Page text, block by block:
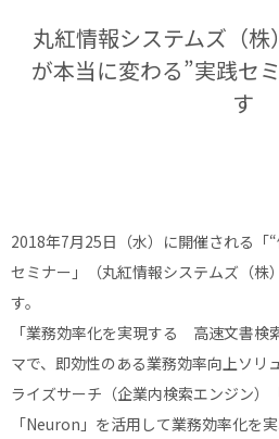
丸紅情報システムズ（
が本当に変わる”実践セ
す
2018年7月25日（水）に開催される「
セミナー」（丸紅情報システムズ（株
す。
「業務効率化を実現する 高速文書
マで、即効性のある業務効率向上ソリ
ライズサーチ（企業内検索エンジン）
「Neuron」を活用して業務効率化を